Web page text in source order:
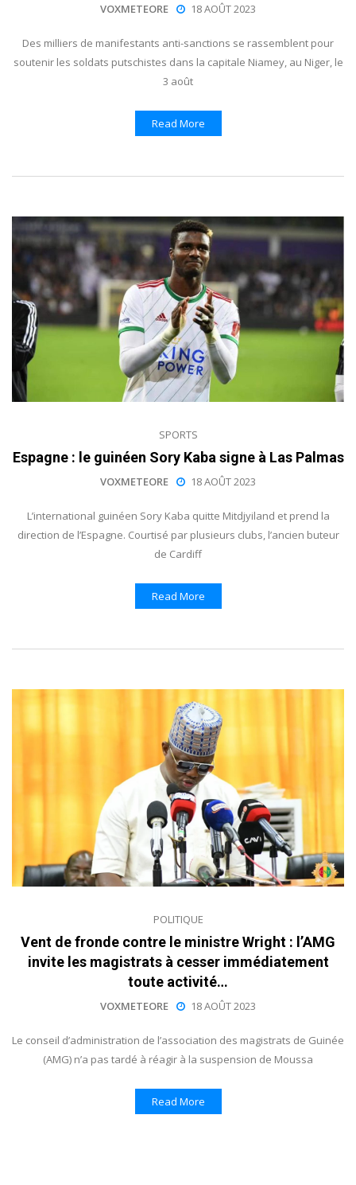
VOXMETEORE 18 AOÛT 2023
Des milliers de manifestants anti-sanctions se rassemblent pour
soutenir les soldats putschistes dans la capitale Niamey, au Niger, le
3 août
Read More
SPORTS
Espagne : le guinéen Sory Kaba signe à Las Palmas
VOXMETEORE 18 AOÛT 2023
L’international guinéen Sory Kaba quitte Mitdjyiland et prend la
direction de l’Espagne. Courtisé par plusieurs clubs, l’ancien buteur
de Cardiff
Read More
POLITIQUE
Vent de fronde contre le ministre Wright : l’AMG
invite les magistrats à cesser immédiatement
toute activité…
VOXMETEORE 18 AOÛT 2023
Le conseil d’administration de l’association des magistrats de Guinée
(AMG) n’a pas tardé à réagir à la suspension de Moussa
Read More